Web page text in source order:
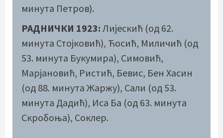
минута Петров).
РАДНИЧКИ 1923: Лијескић (од 62.
минута Стојковић), Ћосић, Миличић (од
53. минута Букумира), Симовић,
Марјановић, Ристић, Бевис, Бен Хасин
(од 88. минута Жаржу), Сали (од 53.
минута Дадић), Иса Ба (од 63. минута
Скробоња), Соклер.